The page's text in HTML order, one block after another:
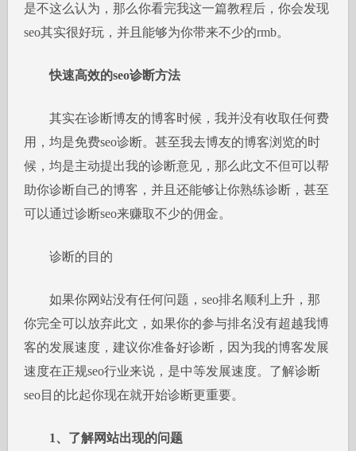
是不这么认为，那么你看完我这一篇教程后，你会发现
seo其实很好玩，并且能够为你带来不少的rmb。
快速高效的seo诊断方法
其实在诊断博友的博客时候，我并没有收取任何费
用，均是免费seo诊断。甚至我去博友的博客浏览的时
候，均是主动提出我的诊断意见，那么此文不但可以帮
助你诊断自己的博客，并且还能够让你熟练诊断，甚至
可以通过诊断seo来赚取不少的佣金。
诊断的目的
如果你网站没有任何问题，seo排名顺利上升，那
你完全可以放弃此文，如果你的参与排名没有超越我博
客的发展速度，建议你准备好诊断，因为我的博客发展
速度在正规seo行业来说，是中等发展速度。了解诊断
seo目的比起你现在就开始诊断更重要。
1、了解网站出现的问题